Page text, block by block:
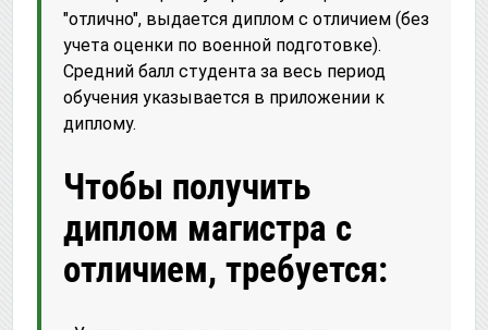
"отлично", выдается диплом с отличием (без
учета оценки по военной подготовке).
Средний балл студента за весь период
обучения указывается в приложении к
диплому.
Чтобы получить
диплом магистра с
отличием, требуется: